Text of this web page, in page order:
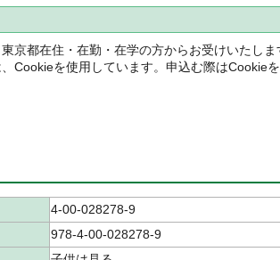
東京都在住・在勤・在学の方からお受けいたしま
Cookieを使用しています。申込む際はCookie
4-00-028278-9
978-4-00-028278-9